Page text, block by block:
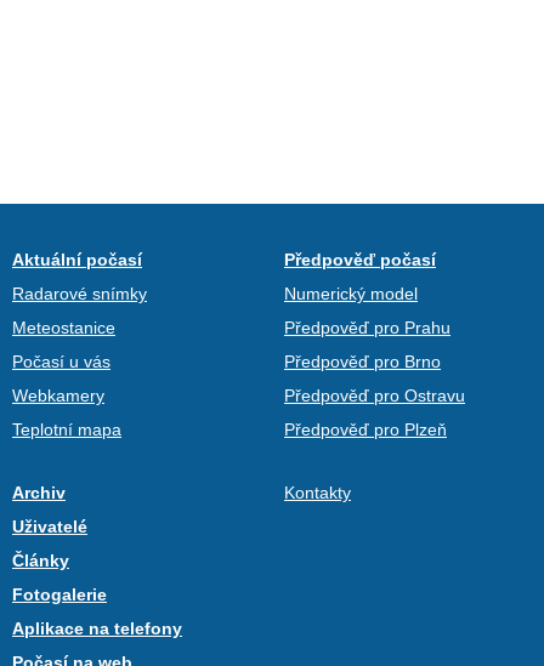
Aktuální počasí
Radarové snímky
Meteostanice
Počasí u vás
Webkamery
Teplotní mapa
Předpověď počasí
Numerický model
Předpověď pro Prahu
Předpověď pro Brno
Předpověď pro Ostravu
Předpověď pro Plzeň
Archiv
Uživatelé
Články
Fotogalerie
Aplikace na telefony
Kontakty